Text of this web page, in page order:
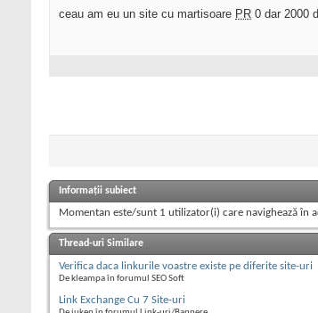
ceau am eu un site cu martisoare PR 0 dar 2000
Informații subiect
Momentan este/sunt 1 utilizator(i) care navighează în
Thread-uri Similare
Verifica daca linkurile voastre existe pe diferite site-uri
De kleampa în forumul SEO Soft
Link Exchange Cu 7 Site-uri